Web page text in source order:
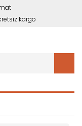
kargo